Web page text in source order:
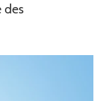
des